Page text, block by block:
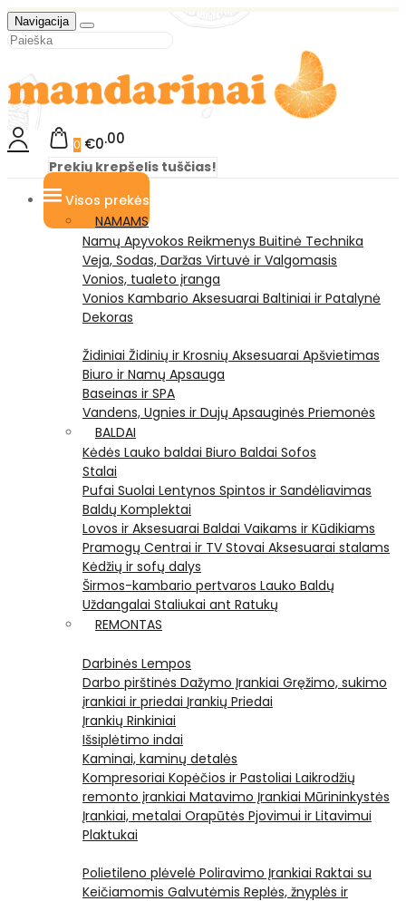
Navigacija
0 €0 00
Prekių krepšelis tuščias!
Visos prekės
NAMAMS
Namų Apyvokos Reikmenys Buitinė Technika
Veja, Sodas, Daržas Virtuvė ir Valgomasis
Vonios, tualeto įranga
Vonios Kambario Aksesuarai Baltiniai ir Patalynė
Dekoras
Židiniai Židinių ir Krosnių Aksesuarai Apšvietimas
Biuro ir Namų Apsauga
Baseinas ir SPA
Vandens, Ugnies ir Dujų Apsauginės Priemonės
BALDAI
Kėdės Lauko baldai Biuro Baldai Sofos
Stalai
Pufai Suolai Lentynos Spintos ir Sandėliavimas
Baldų Komplektai
Lovos ir Aksesuarai Baldai Vaikams ir Kūdikiams
Pramogų Centrai ir TV Stovai Aksesuarai stalams
Kėdžių ir sofų dalys
Širmos-kambario pertvaros Lauko Baldų
Uždangalai Staliukai ant Ratukų
REMONTAS
Darbinės Lempos
Darbo pirštinės Dažymo Įrankiai Gręžimo, sukimo
įrankiai ir priedai Įrankių Priedai
Įrankių Rinkiniai
Išsiplėtimo indai
Kaminai, kaminų detalės
Kompresoriai Kopėčios ir Pastoliai Laikrodžių
remonto įrankiai Matavimo Įrankiai Mūrininkystės
Įrankiai, metalai Orapūtės Pjovimui ir Litavimui
Plaktukai
Polietileno plėvelė Poliravimo Įrankiai Raktai su
Keičiamomis Galvutėmis Replės, žnyplės ir